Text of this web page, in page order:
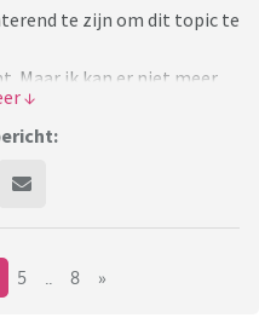
te zijn om dit topic te
Maar ik kan er niet meer
op.
5 8 »